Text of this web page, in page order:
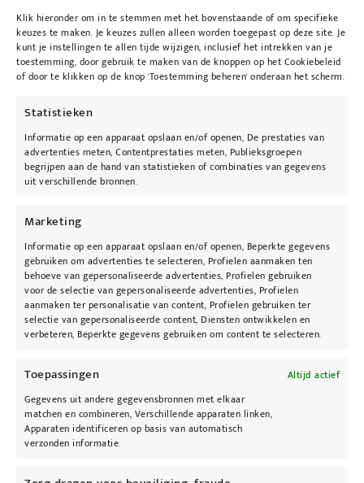
Klik hieronder om in te stemmen met het bovenstaande of om specifieke
keuzes te maken. Je keuzes zullen alleen worden toegepast op deze site. Je
kunt je instellingen te allen tijde wijzigen, inclusief het intrekken van je
toestemming, door gebruik te maken van de knoppen op het Cookiebeleid
of door te klikken op de knop 'Toestemming beheren' onderaan het scherm.
Statistieken
Informatie op een apparaat opslaan en/of openen, De prestaties van
advertenties meten, Contentprestaties meten, Publieksgroepen
begrijpen aan de hand van statistieken of combinaties van gegevens
uit verschillende bronnen.
Marketing
Informatie op een apparaat opslaan en/of openen, Beperkte gegevens
gebruiken om advertenties te selecteren, Profielen aanmaken ten
behoeve van gepersonaliseerde advertenties, Profielen gebruiken
voor de selectie van gepersonaliseerde advertenties, Profielen
aanmaken ter personalisatie van content, Profielen gebruiken ter
selectie van gepersonaliseerde content, Diensten ontwikkelen en
verbeteren, Beperkte gegevens gebruiken om content te selecteren.
Toepassingen
Altijd actief
Gegevens uit andere gegevensbronnen met elkaar
matchen en combineren, Verschillende apparaten linken,
Apparaten identificeren op basis van automatisch
verzonden informatie.